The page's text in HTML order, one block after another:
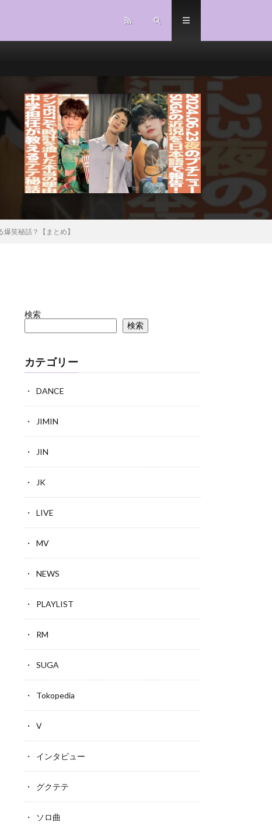
笑秘話？【まとめ】
検索
検索
カテゴリー
DANCE
JIMIN
JIN
JK
LIVE
MV
NEWS
PLAYLIST
RM
SUGA
Tokopedia
V
インタビュー
グクテテ
ソロ曲